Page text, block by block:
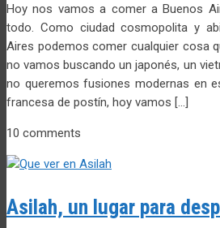
Hoy nos vamos a comer a Buenos
todo. Como ciudad cosmopolita y
Aires podemos comer cualquier cosa
no vamos buscando un japonés, un
no queremos fusiones modernas en
francesa de postín, hoy vamos […]
10 comments
Asilah, un lugar para